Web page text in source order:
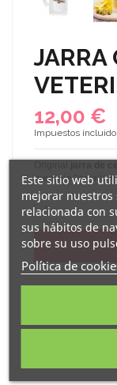
JARRA
12,00 €
Impuestos
mensaje "para la
Este sitio web
mejorar
relacionada con
sus hábitos de
sobre su uso
Política de